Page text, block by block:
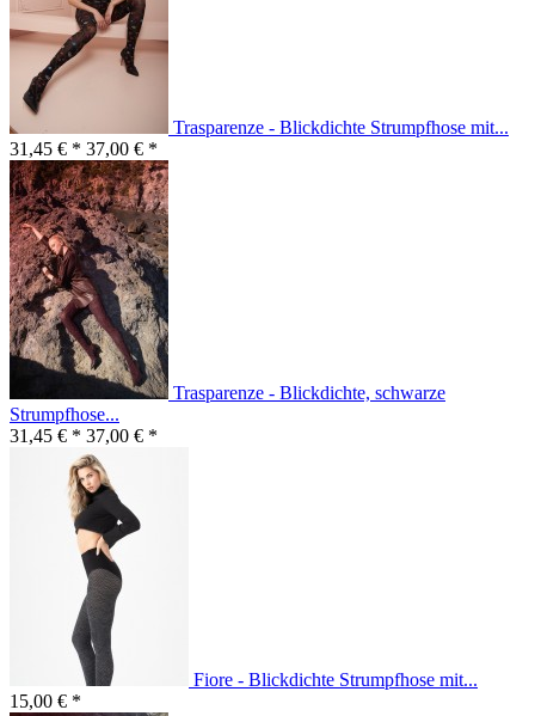
Trasparenze - Blickdichte Strumpfhose mit...
31,45 € * 37,00 € *
Trasparenze - Blickdichte, schwarze
Strumpfhose...
31,45 € * 37,00 € *
Fiore - Blickdichte Strumpfhose mit...
15,00 € *